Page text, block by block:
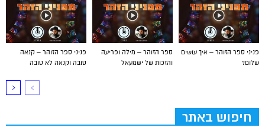
פניני ספר הזוהר – קנאה
טובה וקנאה לא טובה
ספר הזוהר – מילה ופריעה
והזכות של ישמעאל
פניני ספר הזוהר – איך עושים
שלום?
חיפוש באתר